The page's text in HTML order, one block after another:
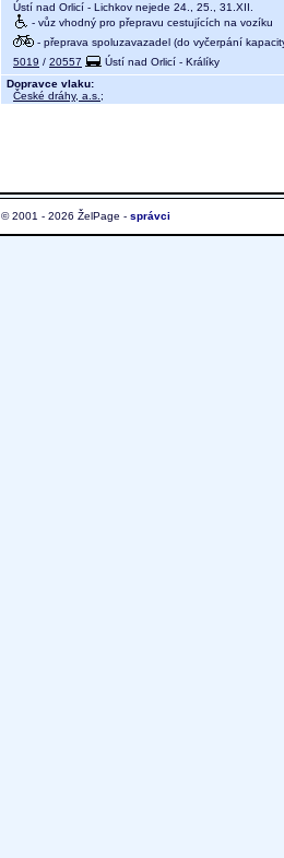
Ústí nad Orlicí - Lichkov nejede 24., 25., 31.XII.
- vůz vhodný pro přepravu cestujících na vozíku
- přeprava spoluzavazadel (do vyčerpání
5019 / 20557
Ústí nad Orlicí - Králíky
Dopravce vlaku:
České dráhy, a.s. ;
© 2001 - 2026 ŽelPage - správci